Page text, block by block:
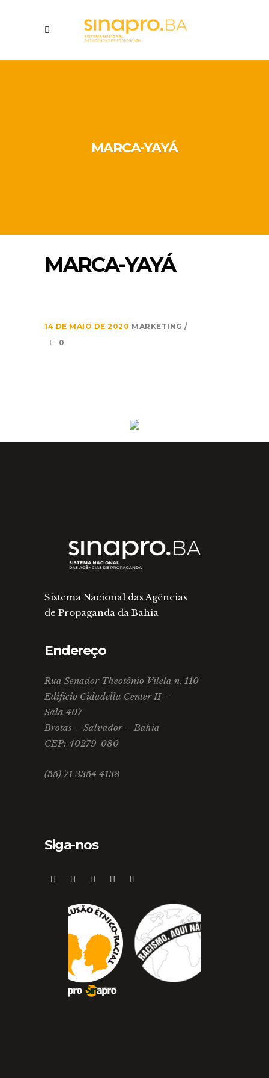
MARCA-YAYÁ
MARCA-YAYÁ
14 DE MAIO DE 2020 MARKETING
0
Sistema Nacional das Agências
de Propaganda da Bahia
Endereço
Rua Senador Theotônio Vilela n. 110
Edifício Cidadella Center II –
Sala 407
Brotas – Salvador – Bahia
CEP: 40279-080
(55) 71 3354 4138
Siga-nos